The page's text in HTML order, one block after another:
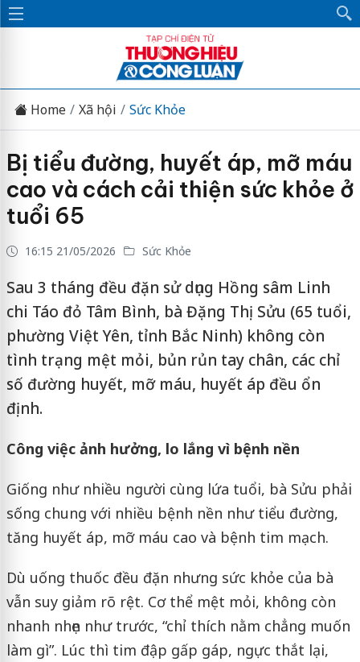
Home Xã hội Sức Khỏe
Bị tiểu đường, huyết áp, mỡ máu
cao và cách cải thiện sức khỏe ở
tuổi 65
16:15 21/05/2026 Sức Khỏe
Sau 3 tháng đều đặn sử dụng Hồng sâm Linh
chi Táo đỏ Tâm Bình, bà Đặng Thị Sửu (65 tuổi,
phường Việt Yên, tỉnh Bắc Ninh) không còn
tình trạng mệt mỏi, bủn rủn tay chân, các chỉ
số đường huyết, mỡ máu, huyết áp đều ổn
định.
Công việc ảnh hưởng, lo lắng vì bệnh nền
Giống như nhiều người cùng lứa tuổi, bà Sửu phải
sống chung với nhiều bệnh nền như tiểu đường,
tăng huyết áp, mỡ máu cao và bệnh tim mạch.
Dù uống thuốc đều đặn nhưng sức khỏe của bà
vẫn suy giảm rõ rệt. Cơ thể mệt mỏi, không còn
nhanh nhẹn như trước, “chỉ thích nằm chẳng muốn
làm gì”. Lúc thì tim đập gấp gáp, ngực thắt lại,